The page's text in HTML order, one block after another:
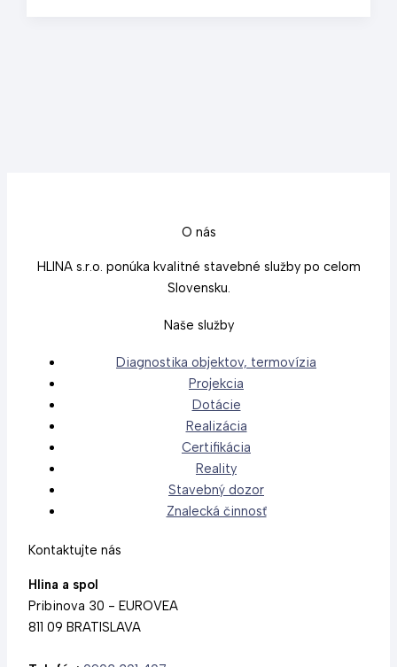
O nás
HLINA s.r.o. ponúka kvalitné stavebné služby po celom
Slovensku.
Naše služby
Diagnostika objektov, termovízia
Projekcia
Dotácie
Realizácia
Certifikácia
Reality
Stavebný dozor
Znalecká činnosť
Kontaktujte nás
Hlina a spol
Pribinova 30 - EUROVEA
811 09 BRATISLAVA